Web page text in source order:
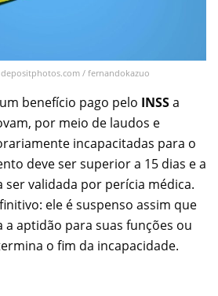
depositphotos.com / fernandokazuo
benefício pago pelo INSSa
por meio de laudos e
incapacitadas para o
deve ser superior a 15 dias e a
ser validada por perícia médica.
ele é suspenso assim que
aptidão para suas funções ou
o fim da incapacidade.